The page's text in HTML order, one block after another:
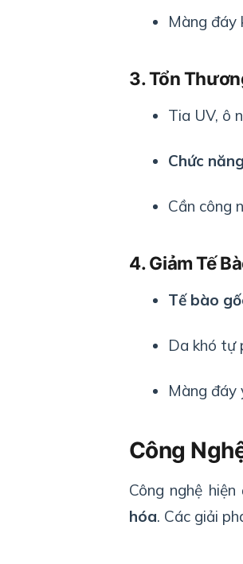
Màng đáy
3. Tổn
Tia UV, ô
Chức
Cần công
4. Giảm Tế
Tế bào
Da khó tự
Màng đáy
Công
Công nghệ
hóa. Các giải